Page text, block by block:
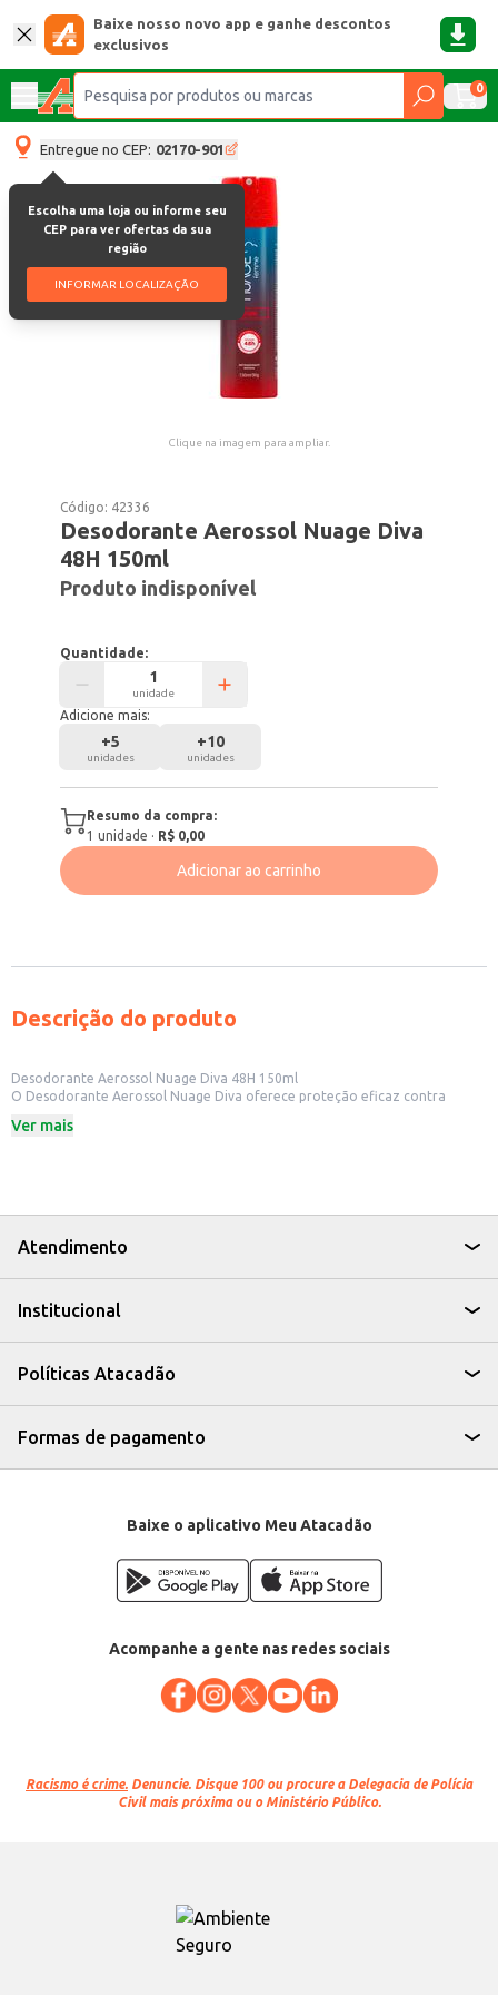
Baixe nosso novo app e ganhe descontos
exclusivos
0
Entregue no CEP: 02170-901
Escolha uma loja ou informe seu
CEP para ver ofertas da sua
região
INFORMAR LOCALIZAÇÃO
Clique na imagem para ampliar.
Código: 42336
Desodorante Aerossol Nuage Diva
48H 150ml
Produto indisponível
Quantidade:
unidade
Adicione mais:
+5
unidades
+10
unidades
Resumo da compra:
1 unidade · R$ 0,00
Adicionar ao carrinho
Descrição do produto
Desodorante Aerossol Nuage Diva 48H 150ml
O Desodorante Aerossol Nuage Diva oferece proteção eficaz contra
proporciona uma aplicação fácil e rápida, garantindo uma sensação de
Use diariamente para uma proteção contínua.
Ideal para uso após o banho ou antes de atividades físicas.
O Desodorante Aerossol Nuage Diva é uma escolha confiável para quem
Ver mais
Atendimento
Institucional
Políticas Atacadão
Formas de pagamento
Baixe o aplicativo Meu Atacadão
Acompanhe a gente nas redes sociais
Racismo é crime. Denuncie. Disque 100 ou procure a Delegacia de Polícia
Civil mais próxima ou o Ministério Público.